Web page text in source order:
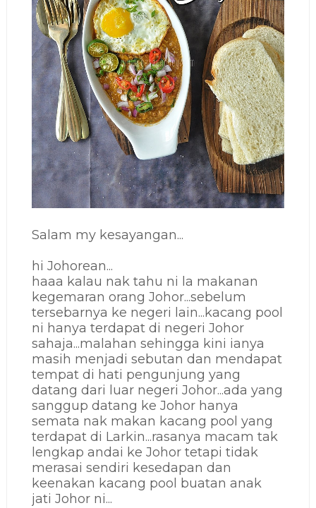
Salam my kesayangan...
hi Johorean...
haaa kalau nak tahu ni la makanan
kegemaran orang Johor...sebelum
tersebarnya ke negeri lain...kacang pool
ni hanya terdapat di negeri Johor
sahaja...malahan sehingga kini ianya
masih menjadi sebutan dan mendapat
tempat di hati pengunjung yang
datang dari luar negeri Johor...ada yang
sanggup datang ke Johor hanya
semata nak makan kacang pool yang
terdapat di Larkin...rasanya macam tak
lengkap andai ke Johor tetapi tidak
merasai sendiri kesedapan dan
keenakan kacang pool buatan anak
jati Johor ni...